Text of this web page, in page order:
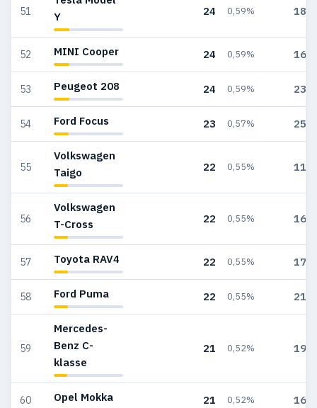
51
Y
24 0,59% 180
52 MINI Cooper 24 0,59% 168
53 Peugeot 208 24 0,59% 236
54 Ford Focus 23 0,57% 252
55
Volkswagen
Taigo
22 0,55% 116
56
Volkswagen
T-Cross
22 0,55% 169
57 Toyota RAV4 22 0,55% 174
58 Ford Puma 22 0,55% 215
59
Mercedes-
Benz C-
klasse
21 0,52% 193
60 Opel Mokka 21 0,52% 166